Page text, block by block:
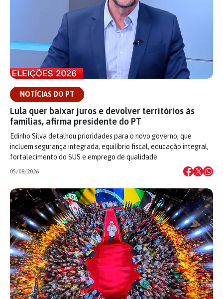
NOTÍCIAS DO PT
Lula quer baixar juros e devolver territórios às
famílias, afirma presidente do PT
Edinho Silva detalhou prioridades para o novo governo, que
incluem segurança integrada, equilíbrio fiscal, educação integral,
fortalecimento do SUS e emprego de qualidade
05/08/2026